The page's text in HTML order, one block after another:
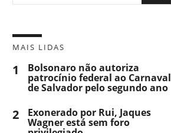
MAIS LIDAS
1 Bolsonaro não autoriza
patrocínio federal ao Carnaval
de Salvador pelo segundo ano
2 Exonerado por Rui, Jaques
Wagner está sem foro